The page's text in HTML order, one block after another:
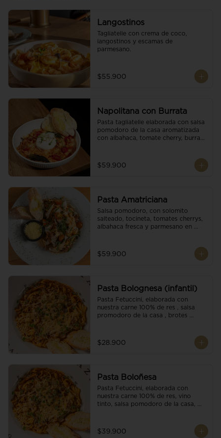
Langostinos
Tagliatelle con crema de coco,
langostinos y escamas de
parmesano.
$55.900
Napolitana con Burrata
Pasta tagliatelle elaborada con salsa
pomodoro de la casa aromatizada
con albahaca, tomate cherry, burrata
$59.900
Pasta Amatriciana
Salsa pomodoro, con solomito
salteado, tocineta, tomates cherrys,
albahaca fresca y parmesano en
$59.900
Pasta Bolognesa (infantil)
Pasta Fetuccini, elaborada con
nuestra carne 100% de res , salsa
promodoro de la casa , brotes
$28.900
Pasta Boloñesa
Pasta Fetuccini, elaborada con
nuestra carne 100% de res, vino
tinto, salsa pomodoro de la casa,
$39.900